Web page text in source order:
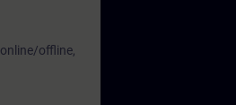
offline,